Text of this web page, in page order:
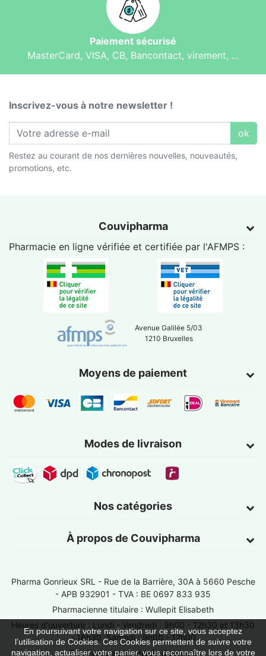
Paiement sécurisé
MasterCard, VISA, CB, Bancontact, virement, ...
Inscrivez-vous à notre newsletter !
ok
Restez au courant de nos dernières nouvelles, nouveautés,
promotions, etc.
Couvipharma
Pharmacie en ligne vérifiée et certifiée par l'AFMPS :
Avenue Galilée 5/03
1210 Bruxelles
Moyens de paiement
Modes de livraison
Nos catégories
À propos de Couvipharma
En poursuivant votre navigation sur ce site, vous acceptez
l’utilisation de Cookies. Ces Cookies permettent de suivre votre
navigation, actualiser votre panier, vous reconnaître lors de votre
Pharma Gonrieux SRL - Rue de la Barrière, 30A à 5660 Pesche
- APB 932901 - TVA : BE 0697 833 935
Pharmacienne titulaire : Wullepit Elisabeth
Heures d'ouverture : Lundi - Vendredi : 9h00 - 12h30 et 13h30
- 18h30, Samedi : 9h00 - 12h00
Trouver une pharmacie de garde